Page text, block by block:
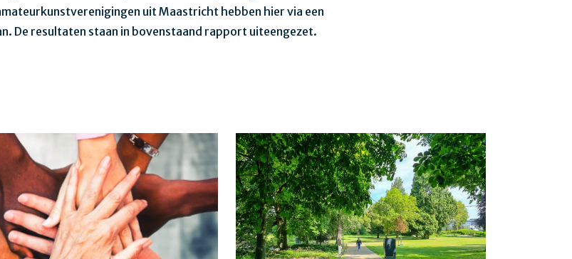
uit Maastricht hebben hier via een
De resultaten staan in bovenstaand rapport uiteengezet.